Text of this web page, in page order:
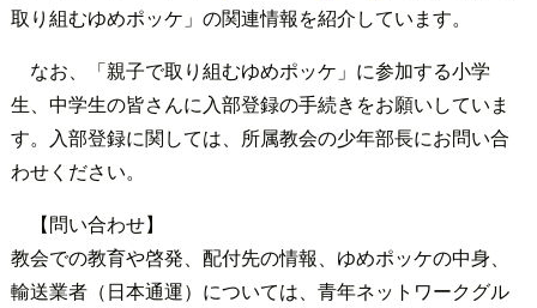
取り組むゆめポッケ」の関連情報を紹介しています。
なお、「親子で取り組むゆめポッケ」に参加する小学
生、中学生の皆さんに入部登録の手続きをお願いしていま
す。入部登録に関しては、所属教会の少年部長にお問い合
わせください。
【問い合わせ】
教会での教育や啓発、配付先の情報、ゆめポッケの中身、
輸送業者（日本通運）については、青年ネットワークグル